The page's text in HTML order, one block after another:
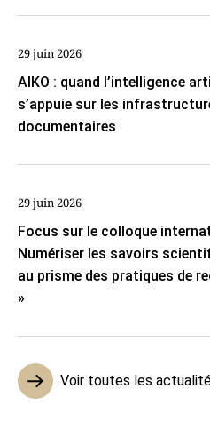
Voir toutes les
29 juin 2026
AIKO : quand l’intelligence
s’appuie sur les
documentaires
29 juin 2026
Focus sur le colloque
Numériser les savoirs
au prisme des pratiques de
»